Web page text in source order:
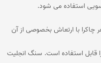
استفاده می شود.
چاکرا با ارتعاش بخصوصی از آن
قابل استفاده است. سنگ انجلیت